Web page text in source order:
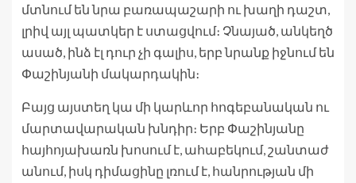
մտնում են նրա բառապաշարի ու խաղի դաշտ,
լրիվ այլ պատկեր է ստացվում։ Չնայած, անկեղծ
ասած, ինձ էլ դուր չի գալիս, երբ նրանք իջնում են
Փաշինյանի մակարդակին։
Բայց այստեղ կա մի կարևոր հոգեբանական ու
մարտավարական խնդիր։ Երբ Փաշինյանը
հայհոյախառն խոսում է, ահաբեկում, շանտաժ
անում, իսկ դիմացինը լռում է, հանրության մի